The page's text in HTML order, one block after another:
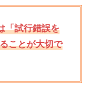
「試行錯誤を
ことが大切で